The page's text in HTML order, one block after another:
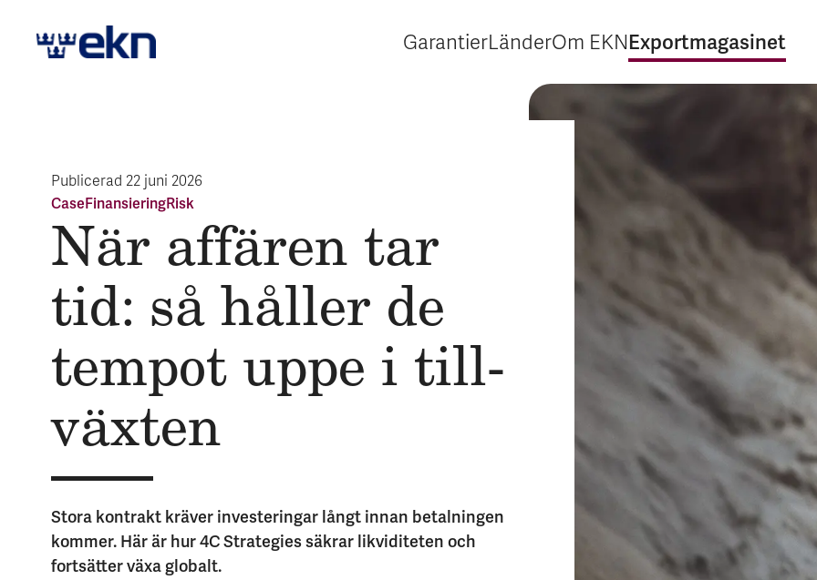
GarantierExpandera Garantier
LänderExpandera Länder
Om EKNExpandera Om EKN
Exportmagasinet
Expandera
Publicerad 22 juni 2026
CaseFinansieringRisk
När affären tar
tid: så håller de
tem­pot uppe i till­
växten
Stora kontrakt kräver investeringar långt innan betalningen
kommer. Här är hur 4C Strategies säkrar likviditeten och
fortsätter växa globalt.